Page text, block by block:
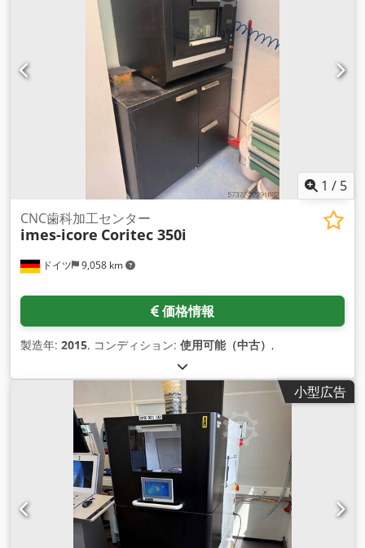
1 / 5
ドイツ 9,058 km
CNC歯科加工センター
imes-icore Coritec 350i
価格情報
製造年: 2015, コンディション: 使用可能（中古） ,
小型広告